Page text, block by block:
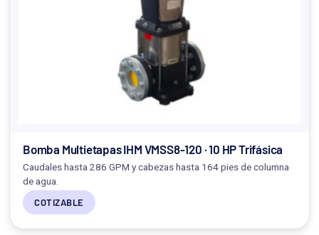
Bomba Multietapas IHM VMSS8-120 · 10 HP Trifásica
Caudales hasta 286 GPM y cabezas hasta 164 pies de columna
de agua.
COTIZABLE